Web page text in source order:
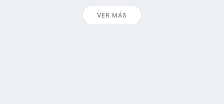
VER MÁS